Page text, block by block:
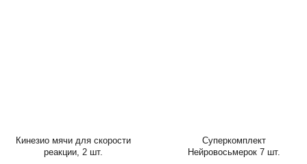
Кинезио мячи для скорости
реакции, 2 шт.
Суперкомплект
Нейровосьмерок 7 шт.